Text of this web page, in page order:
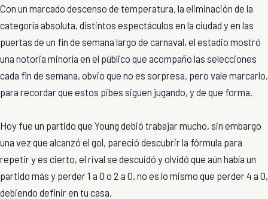
Con un marcado descenso de temperatura, la eliminación de la
categoría absoluta, distintos espectáculos en la ciudad y en las
puertas de un fin de semana largo de carnaval, el estadio mostró
una notoria minoría en el público que acompaño las selecciones
cada fin de semana, obvio que no es sorpresa, pero vale marcarlo,
para recordar que estos pibes siguen jugando, y de que forma.
Hoy fue un partido que Young debió trabajar mucho, sin embargo
una vez que alcanzó el gol, pareció descubrir la fórmula para
repetir y es cierto, el rival se descuidó y olvidó que aún había un
partido más y perder 1 a 0 o 2 a 0, no es lo mismo que perder 4 a 0,
debiendo definir en tu casa.